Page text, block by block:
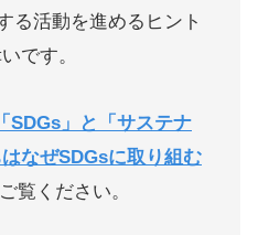
る活動を進めるヒント
です。
「SDGs」と「サステナ
なぜSDGsに取り組む
覧ください。